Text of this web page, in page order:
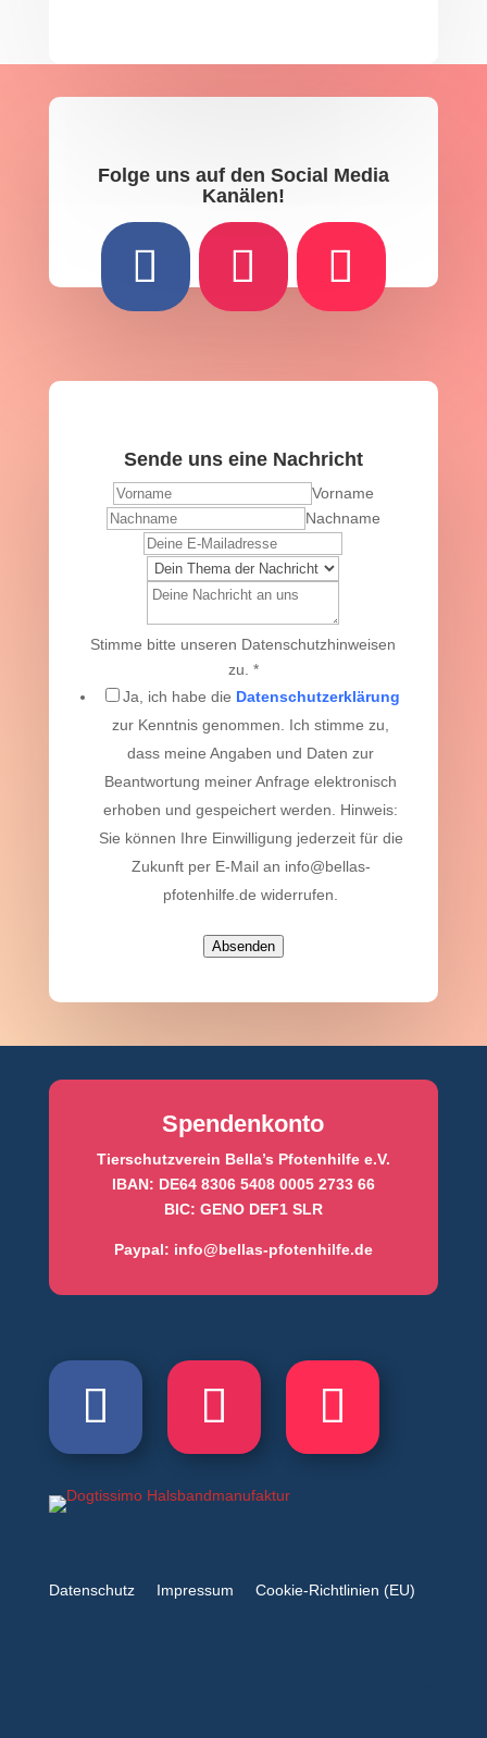
Folge uns auf den Social Media
Kanälen!
Sende uns eine Nachricht
Vorname
Nachname
Stimme bitte unseren Datenschutzhinweisen
zu. *
Ja, ich habe die Datenschutzerklärung
zur Kenntnis genommen. Ich stimme zu,
dass meine Angaben und Daten zur
Beantwortung meiner Anfrage elektronisch
erhoben und gespeichert werden. Hinweis:
Sie können Ihre Einwilligung jederzeit für die
Zukunft per E-Mail an info@bellas-
pfotenhilfe.de widerrufen.
Absenden
Spendenkonto
Tierschutzverein Bella’s Pfotenhilfe e.V.
IBAN: DE64 8306 5408 0005 2733 66
BIC: GENO DEF1 SLR
Paypal: info@bellas-pfotenhilfe.de
Datenschutz Impressum Cookie-Richtlinien (EU)